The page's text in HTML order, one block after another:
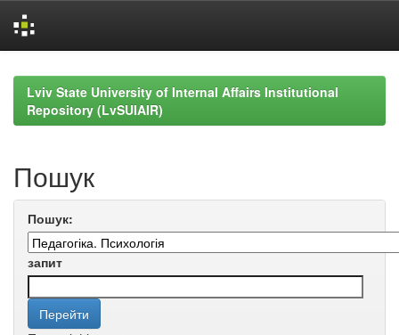
navigationLviv State University of Internal Affairs Institutional
Repository (LvSUIAIR)
Пошук
Пошук:
запит